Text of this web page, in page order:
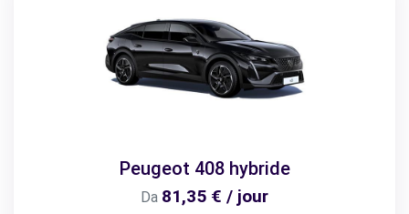
Peugeot 408 hybride
Da 81,35 € / jour